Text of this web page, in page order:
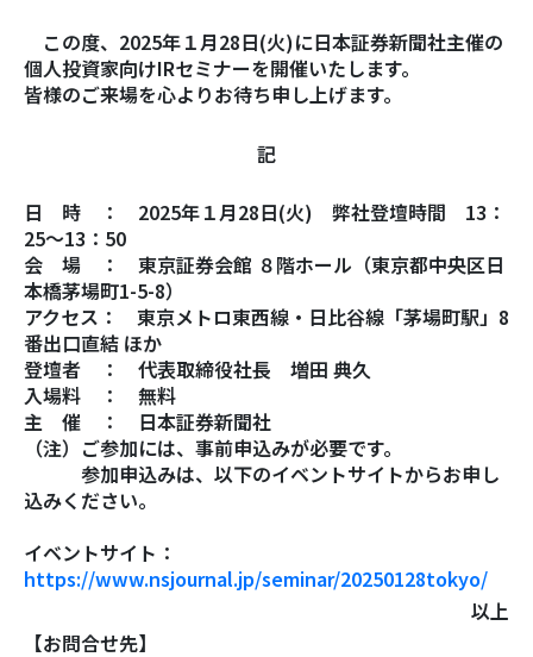
この度、2025年１月28日(火)に日本証券新聞社主催の
個人投資家向けIRセミナーを開催いたします。
皆様のご来場を心よりお待ち申し上げます。
記
日 時 ： 2025年１月28日(火) 弊社登壇時間 13：
25～13：50
会 場 ： 東京証券会館 ８階ホール（東京都中央区日
本橋茅場町1-5-8）
アクセス： 東京メトロ東西線・日比谷線「茅場町駅」8
番出口直結 ほか
登壇者 ： 代表取締役社長 増田 典久
入場料 ： 無料
主 催 ： 日本証券新聞社
（注）ご参加には、事前申込みが必要です。
参加申込みは、以下のイベントサイトからお申し
込みください。
イベントサイト：
https://www.nsjournal.jp/seminar/20250128tokyo/
以上
【お問合せ先】